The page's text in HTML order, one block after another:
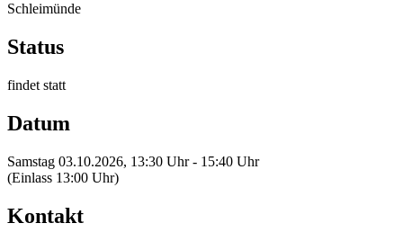
Schleimünde
Status
findet statt
Datum
Samstag 03.10.2026, 13:30 Uhr - 15:40 Uhr
(Einlass 13:00 Uhr)
Kontakt